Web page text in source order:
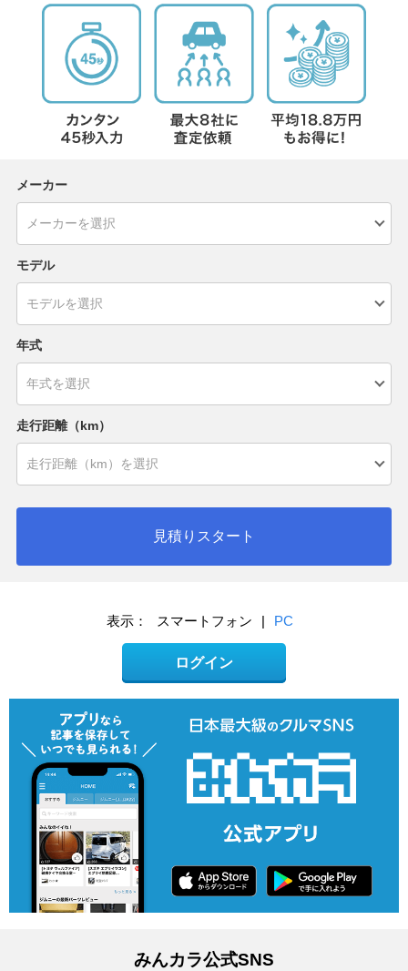
メーカー
モデル
年式
走行距離（km）
見積りスタート
表示： スマートフォン | PC
ログイン
みんカラ公式SNS